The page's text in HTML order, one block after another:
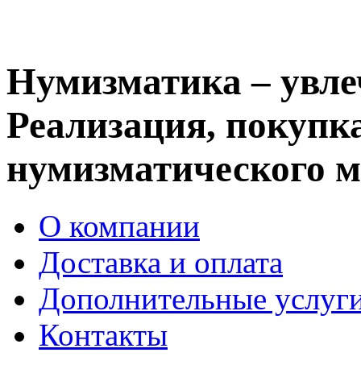
Нумизматика –
Реализация,
нумизматического
О компании
Доставка и оплата
Дополнительные
Контакты